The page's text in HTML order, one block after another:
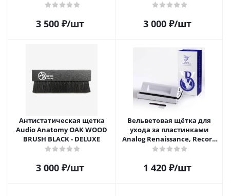
3 500₽/шт 3 000₽/шт
Антистатическая щетка
Audio Anatomy OAK WOOD
BRUSH BLACK - DELUXE
3 000₽/шт
Вельветовая щётка для
ухода за пластинками
Analog Renaissance, Record
Velvet Brush, AR-7152, White
1 420₽/шт